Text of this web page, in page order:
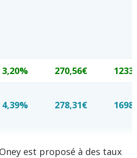
3,20% 270,56€
4,39% 278,31€
est proposé à des taux